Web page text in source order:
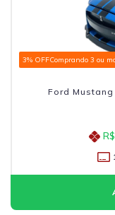
3% OFFComprando 3 ou
Ford Mustang